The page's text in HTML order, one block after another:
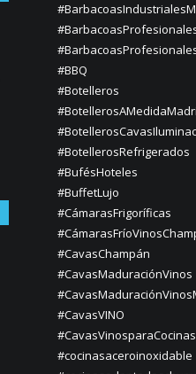
#BBQ
#Botelleros
#BotellerosRefrigerados
#BufésHoteles
#BuffetLujo
#CámarasFrigoríficas
#CavasChampán
#CavasMaduraciónVinos
#CavasVINO
#cocinasaceroinoxidable